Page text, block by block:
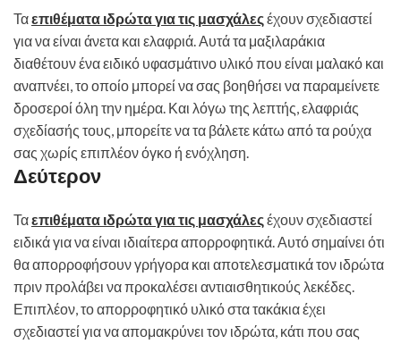
Ταεπιθέματα ιδρώτα για τις μασχάλεςέχουν σχεδιαστεί
για να είναι άνετα και ελαφριά. Αυτά τα μαξιλαράκια
διαθέτουν ένα ειδικό υφασμάτινο υλικό που είναι μαλακό και
αναπνέει, το οποίο μπορεί να σας βοηθήσει να παραμείνετε
δροσεροί όλη την ημέρα. Και λόγω της λεπτής, ελαφριάς
σχεδίασής τους, μπορείτε να τα βάλετε κάτω από τα ρούχα
σας χωρίς επιπλέον όγκο ή ενόχληση.
Δεύτερον
Ταεπιθέματα ιδρώτα για τις μασχάλεςέχουν σχεδιαστεί
ειδικά για να είναι ιδιαίτερα απορροφητικά. Αυτό σημαίνει ότι
θα απορροφήσουν γρήγορα και αποτελεσματικά τον ιδρώτα
πριν προλάβει να προκαλέσει αντιαισθητικούς λεκέδες.
Επιπλέον, το απορροφητικό υλικό στα τακάκια έχει
σχεδιαστεί για να απομακρύνει τον ιδρώτα, κάτι που σας